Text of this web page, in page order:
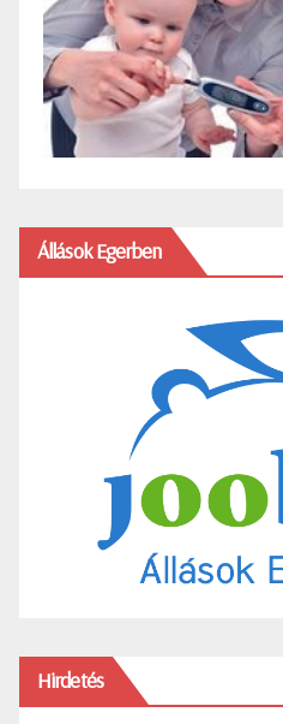
Állások Egerben
Hirdetés